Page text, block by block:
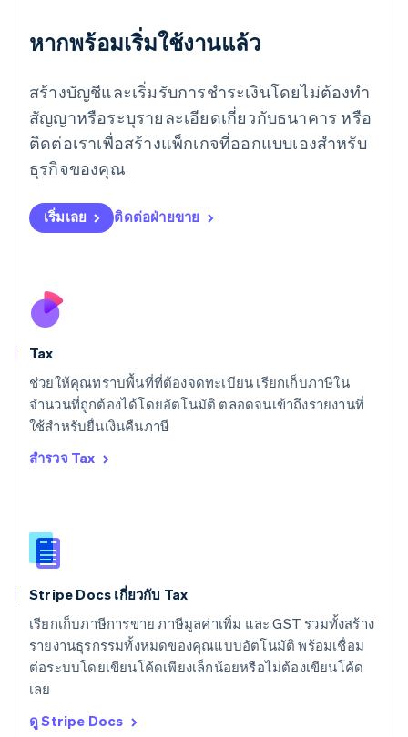
หากพร้อมเริ่มใช้งานแล้ว
สร้างบัญชีและเริ่มรับการชำระเงินโดยไม่ต้องทำ
สัญญาหรือระบุรายละเอียดเกี่ยวกับธนาคาร หรือ
ติดต่อเราเพื่อสร้างแพ็กเกจที่ออกแบบเองสำหรับ
ธุรกิจของคุณ
เริ่มเลย ติดต่อฝ่ายขาย
Tax
ช่วยให้คุณทราบพื้นที่ที่ต้องจดทะเบียน เรียกเก็บภาษีใน
จำนวนที่ถูกต้องได้โดยอัตโนมัติ ตลอดจนเข้าถึงรายงานที่
ใช้สำหรับยื่นเงินคืนภาษี
สำรวจ Tax
Stripe Docs เกี่ยวกับ Tax
เรียกเก็บภาษีการขาย ภาษีมูลค่าเพิ่ม และ GST รวมทั้งสร้าง
รายงานธุรกรรมทั้งหมดของคุณแบบอัตโนมัติ พร้อมเชื่อม
ต่อระบบโดยเขียนโค้ดเพียงเล็กน้อยหรือไม่ต้องเขียนโค้ด
เลย
ดู Stripe Docs
เยอรมนี
โรมาเนีย
English
ลักเซมเบิร์ก
FrançaisDeutschEnglish
ลัตเวีย
English
Deutsch English
ลิทัวเนีย
สโลวาเกีย
English
สวิตเซอร์แลนด์
Deutsch FrançaisItaliano English
สวีเดน
SvenskaEnglish
สหรัฐอเมริกา
EnglishEspañol
English
สาธารณรัฐเช็ก
สิงคโปร์
English简体中文
ออสเตรเลีย
English
ออสเตรีย
ItalianoEnglish